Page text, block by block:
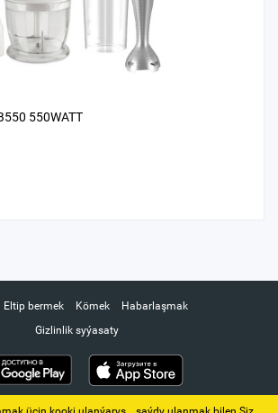
550WATT
Eltip bermek Kömek
Habarlaşmak
Gizlinlik syýasaty